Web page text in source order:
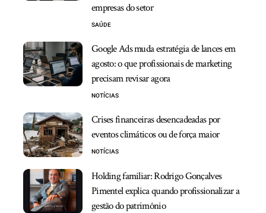
empresas do setor
SAÚDE
Google Ads muda estratégia de lances em
agosto: o que profissionais de marketing
precisam revisar agora
NOTÍCIAS
Crises financeiras desencadeadas por
eventos climáticos ou de força maior
NOTÍCIAS
Holding familiar: Rodrigo Gonçalves
Pimentel explica quando profissionalizar a
gestão do patrimônio